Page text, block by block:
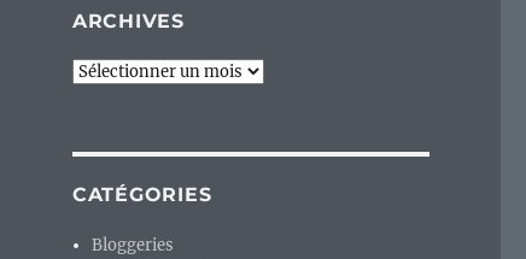
ARCHIVES
Archives
CATÉGORIES
Bloggeries